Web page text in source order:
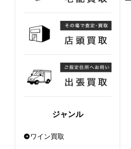
ジャンル
ワイン買取